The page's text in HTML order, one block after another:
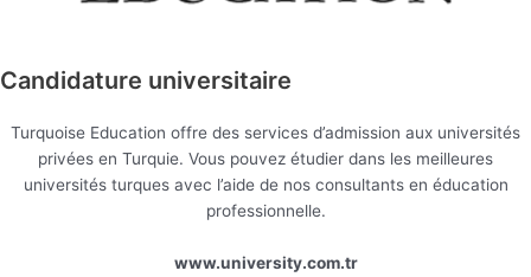
Candidature universitaire
Turquoise Education offre des services d’admission aux universités
privées en Turquie. Vous pouvez étudier dans les meilleures
universités turques avec l’aide de nos consultants en éducation
professionnelle.
www.university.com.tr